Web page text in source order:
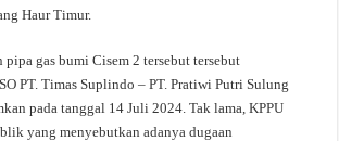
Haur Timur.
pipa gas bumi Cisem 2 tersebut tersebut
PT. Timas Suplindo – PT. Pratiwi Putri Sulung
pada tanggal 14 Juli 2024. Tak lama, KPPU
yang menyebutkan adanya dugaan